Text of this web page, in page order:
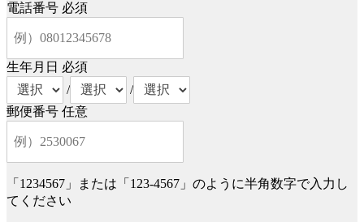
電話番号 必須
生年月日 必須
/
/
郵便番号 任意
「1234567」または「123-4567」のように半角数字で入力し
てください